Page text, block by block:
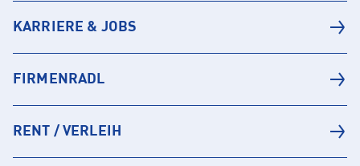
KARRIERE & JOBS
FIRMENRADL
RENT / VERLEIH